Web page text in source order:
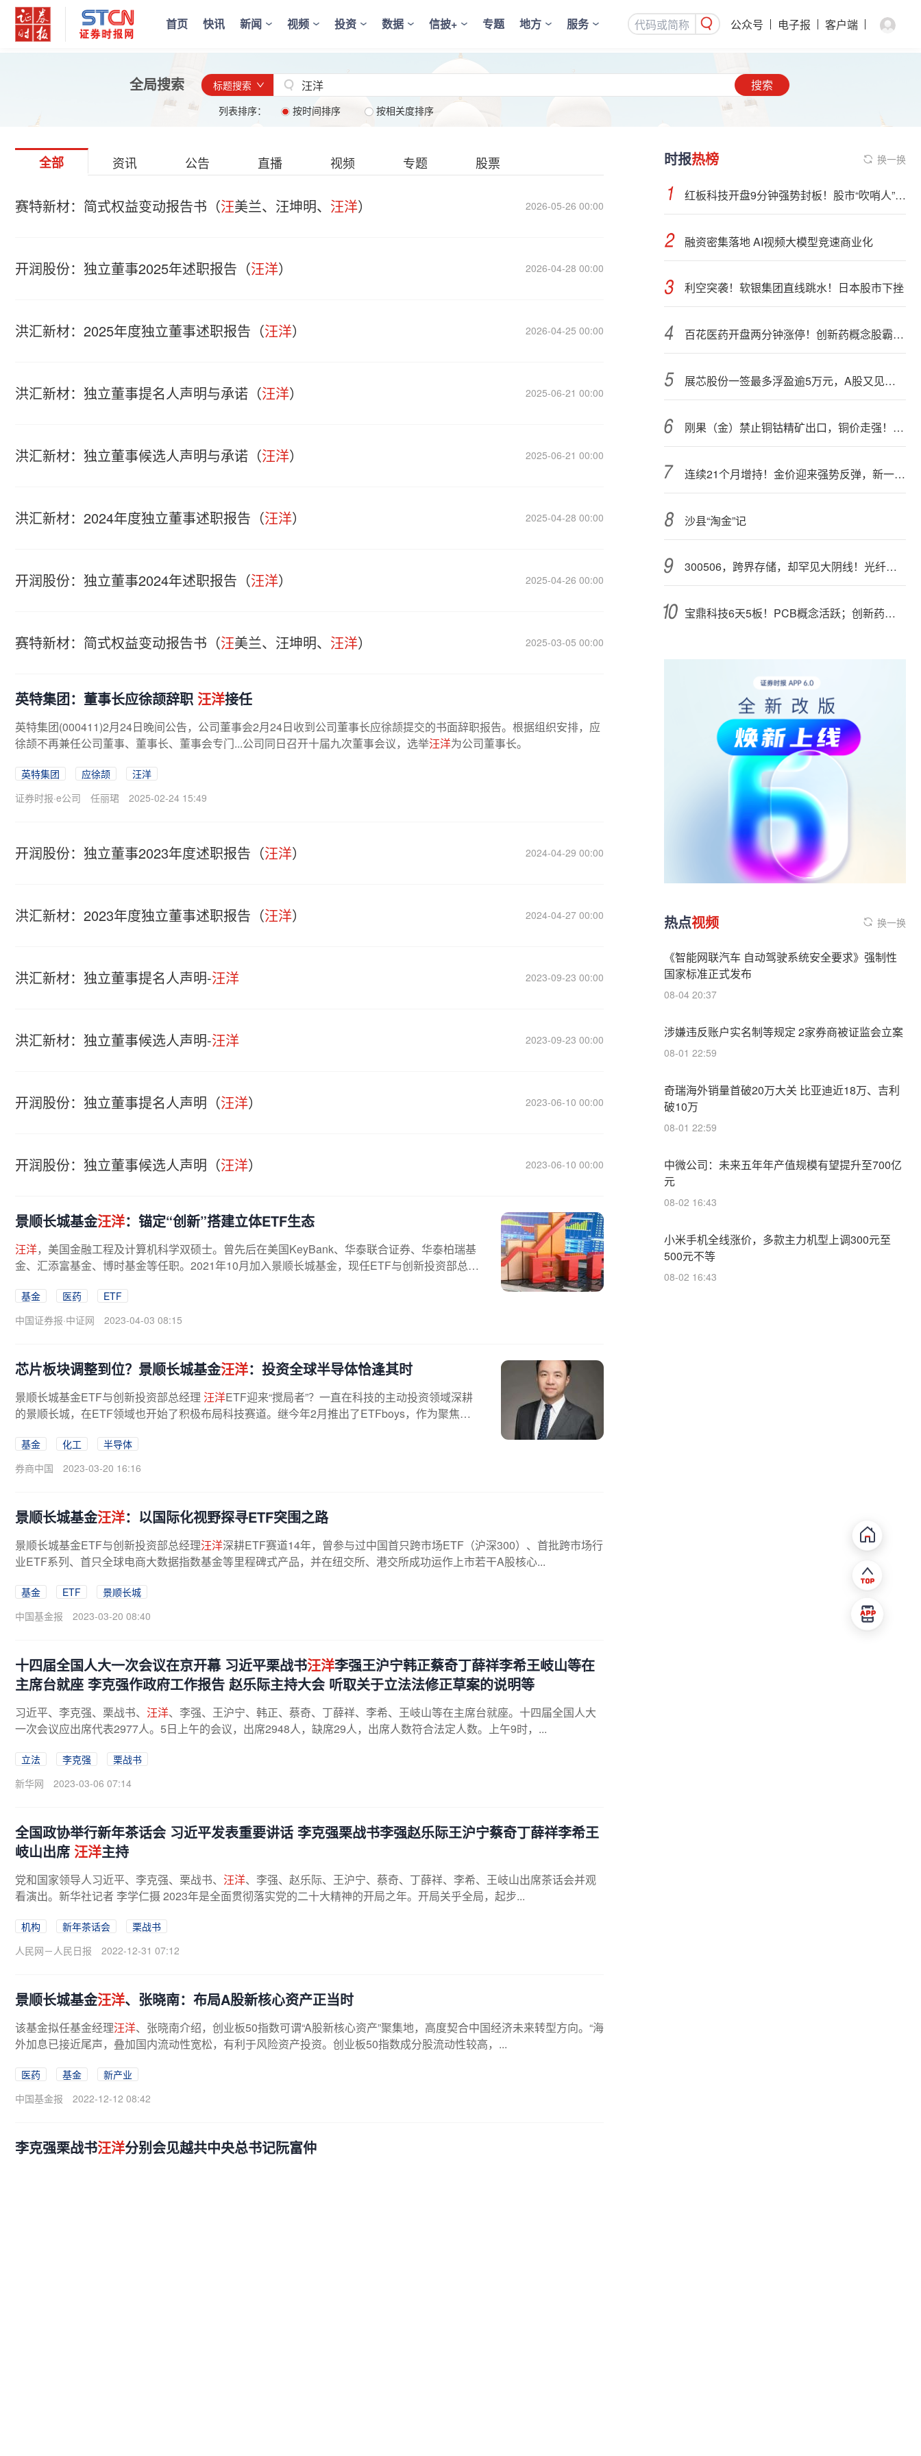
首页 快讯 新闻 视频 投资 数据 信披+ 专题 地方 服务 公众号 电子报 客户端
全局搜索 标题搜索 搜索
列表排序： 按时间排序 按相关度排序
全部 资讯 公告 直播 视频 专题 股票
赛特新材：简式权益变动报告书（汪美兰、汪坤明、 汪洋） 2026-05-26 00:00
开润股份：独立董事2025年述职报告（汪洋） 2026-04-28 00:00
洪汇新材：2025年度独立董事述职报告（汪洋） 2026-04-25 00:00
洪汇新材：独立董事提名人声明与承诺（汪洋） 2025-06-21 00:00
洪汇新材：独立董事候选人声明与承诺（汪洋） 2025-06-21 00:00
洪汇新材：2024年度独立董事述职报告（汪洋） 2025-04-28 00:00
开润股份：独立董事2024年述职报告（汪洋） 2025-04-26 00:00
赛特新材：简式权益变动报告书（汪美兰、汪坤明、 汪洋） 2025-03-05 00:00
英特集团：董事长应徐颉辞职 汪洋接任
英特集团(000411)2月24日晚间公告，公司董事会2月24日收到公司董事长应徐颉提交的书面辞职报告。根据组织安排，应
徐颉不再兼任公司董事、董事长、董事会专门...公司同日召开十届九次董事会议，选举汪洋为公司董事长。
英特集团 应徐颉
汪洋
证券时报·e公司
任丽珺 2025-02-24 15:49
开润股份：独立董事2023年度述职报告（汪洋） 2024-04-29 00:00
洪汇新材：2023年度独立董事述职报告（汪洋） 2024-04-27 00:00
洪汇新材：独立董事提名人声明-汪洋 2023-09-23 00:00
洪汇新材：独立董事候选人声明-汪洋 2023-09-23 00:00
开润股份：独立董事提名人声明（汪洋） 2023-06-10 00:00
开润股份：独立董事候选人声明（汪洋） 2023-06-10 00:00
景顺长城基金汪洋：锚定“创新”搭建立体ETF生态
汪洋，美国金融工程及计算机科学双硕士。曾先后在美国KeyBank、华泰联合证券、华泰柏瑞基
金、汇添富基金、博时基金等任职。2021年10月加入景顺长城基金，现任ETF与创新投资部总经
基金 医药
ETF
中国证券报·中证网
2023-04-03 08:15
芯片板块调整到位？景顺长城基金汪洋：投资全球半导体恰逢其时
景顺长城基金ETF与创新投资部总经理 汪洋ETF迎来“搅局者”？一直在科技的主动投资领域深耕
的景顺长城，在ETF领域也开始了积极布局科技赛道。继今年2月推出了ETFboys，作为聚焦全
基金 化工
半导体
券商中国
2023-03-20 16:16
景顺长城基金汪洋：以国际化视野探寻ETF突围之路
景顺长城基金ETF与创新投资部总经理汪洋深耕ETF赛道14年，曾参与过中国首只跨市场ETF（沪深300）、首批跨市场行
业ETF系列、首只全球电商大数据指数基金等里程碑式产品，并在纽交所、港交所成功运作上市若干A股核心...
基金 ETF
景顺长城
中国基金报
2023-03-20 08:40
十四届全国人大一次会议在京开幕 习近平栗战书汪洋李强王沪宁韩正蔡奇丁薛祥李希王岐山等在
主席台就座 李克强作政府工作报告 赵乐际主持大会 听取关于立法法修正草案的说明等
习近平、李克强、栗战书、 汪洋、李强、王沪宁、韩正、蔡奇、丁薛祥、李希、王岐山等在主席台就座。十四届全国人大
一次会议应出席代表2977人。5日上午的会议，出席2948人，缺席29人，出席人数符合法定人数。上午9时，...
立法 李克强
栗战书
新华网
2023-03-06 07:14
全国政协举行新年茶话会 习近平发表重要讲话 李克强栗战书李强赵乐际王沪宁蔡奇丁薛祥李希王
岐山出席 汪洋主持
党和国家领导人习近平、李克强、栗战书、 汪洋、李强、赵乐际、王沪宁、蔡奇、丁薛祥、李希、王岐山出席茶话会并观
看演出。新华社记者 李学仁摄 2023年是全面贯彻落实党的二十大精神的开局之年。开局关乎全局，起步...
机构 新年茶话会
栗战书
人民网－人民日报
2022-12-31 07:12
景顺长城基金汪洋、张晓南：布局A股新核心资产正当时
该基金拟任基金经理汪洋、张晓南介绍，创业板50指数可谓“A股新核心资产”聚集地，高度契合中国经济未来转型方向。“海
外加息已接近尾声，叠加国内流动性宽松，有利于风险资产投资。创业板50指数成分股流动性较高，...
医药 基金
新产业
中国基金报
2022-12-12 08:42
李克强栗战书汪洋分别会见越共中央总书记阮富仲
时报热榜 换一换
红板科技开盘9分钟强势封板！股市“吹哨人”突然改口！市场风向变了？
融资密集落地 AI视频大模型竞速商业化
利空突袭！软银集团直线跳水！日本股市下挫
百花医药开盘两分钟涨停！创新药概念股霸屏，业绩预喜股来了
展芯股份一签最多浮盈逾5万元，A股又见肉签
刚果（金）禁止铜钴精矿出口，铜价走强！多家公司最新回应
连续21个月增持！金价迎来强势反弹，新一轮上行窗口开启？
沙县“淘金”记
300506，跨界存储，却罕见大阴线！光纤需求激增，稀土细分原料，火了
宝鼎科技6天5板！PCB概念活跃；创新药概念走强
热点视频 换一换
《智能网联汽车 自动驾驶系统安全要求》强制性
国家标准正式发布
08-04 20:37
涉嫌违反账户实名制等规定 2家券商被证监会立案
08-01 22:59
奇瑞海外销量首破20万大关 比亚迪近18万、吉利
破10万
08-01 22:59
中微公司：未来五年年产值规模有望提升至700亿
元
08-02 16:43
小米手机全线涨价，多款主力机型上调300元至
500元不等
08-02 16:43